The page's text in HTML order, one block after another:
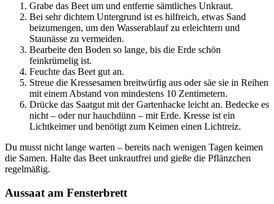
Grabe das Beet um und entferne sämtliches Unkraut.
Bei sehr dichtem Untergrund ist es hilfreich, etwas Sand
beizumengen, um den Wasserablauf zu erleichtern und
Staunässe zu vermeiden.
Bearbeite den Boden so lange, bis die Erde schön
feinkrümelig ist.
Feuchte das Beet gut an.
Streue die Kressesamen breitwürfig aus oder säe sie in Reihen
mit einem Abstand von mindestens 10 Zentimetern.
Drücke das Saatgut mit der Gartenhacke leicht an. Bedecke es
nicht – oder nur hauchdünn – mit Erde. Kresse ist ein
Lichtkeimer und benötigt zum Keimen einen Lichtreiz.
Du musst nicht lange warten – bereits nach wenigen Tagen keimen
die Samen. Halte das Beet unkrautfrei und gieße die Pflänzchen
regelmäßig.
Aussaat am Fensterbrett